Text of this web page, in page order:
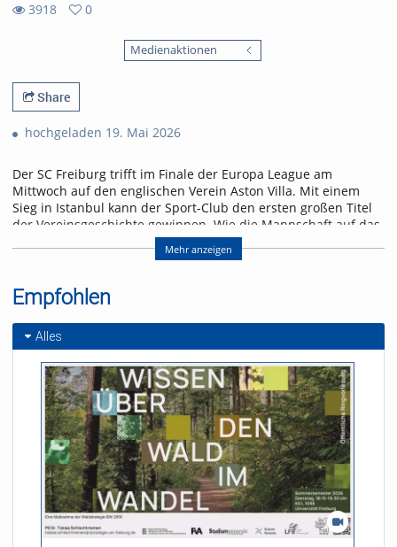
3918
0
Medienaktionen
Share
hochgeladen 19. Mai 2026
Der SC Freiburg trifft im Finale der Europa League am
Mittwoch auf den englischen Verein Aston Villa. Mit einem
Sieg in Istanbul kann der Sport-Club den ersten großen Titel
der Vereinsgeschichte gewinnen. Wie die Mannschaft auf das
Spiel blickt und was für ein Gegner auf sie zukommt, erfahrt
ihr in der neuen Folge „Seitenwechsel“.
Referent/in:
Andreas Nagel
Mehr anzeigen
Empfohlen
Alles